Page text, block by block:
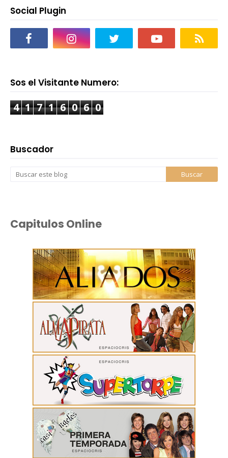
Social Plugin
Sos el Visitante Numero:
4 1 7 1 6 0 6 0
Buscador
Capitulos Online